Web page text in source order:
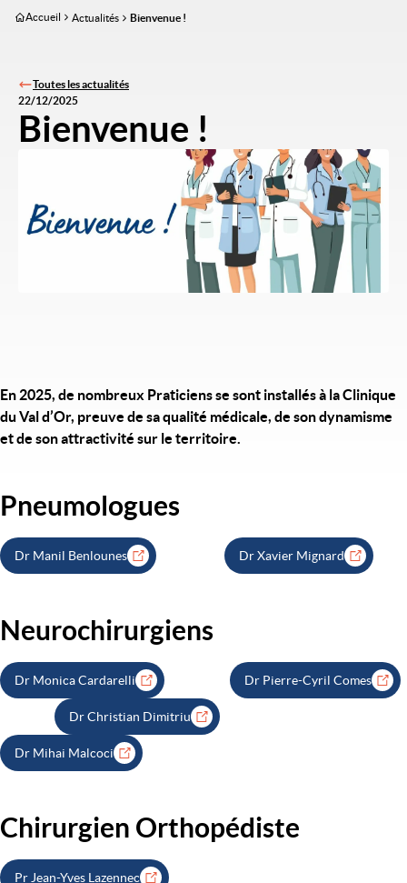
Aller
principal
Accueil Actualités Bienvenue !
Toutes les actualités
22/12/2025
Bienvenue !
En 2025, de nombreux Praticiens se sont installés à la Clinique
du Val d’Or, preuve de sa qualité médicale, de son dynamisme
et de son attractivité sur le territoire.
Titre
Pneumologues
Dr Manil Benlounes Dr Xavier Mignard
Titre
Neurochirurgiens
Dr Monica Cardarelli Dr Pierre-Cyril Comes
Dr Christian Dimitriu
Dr Mihai Malcoci
Titre
Chirurgien Orthopédiste
Pr Jean-Yves Lazennec